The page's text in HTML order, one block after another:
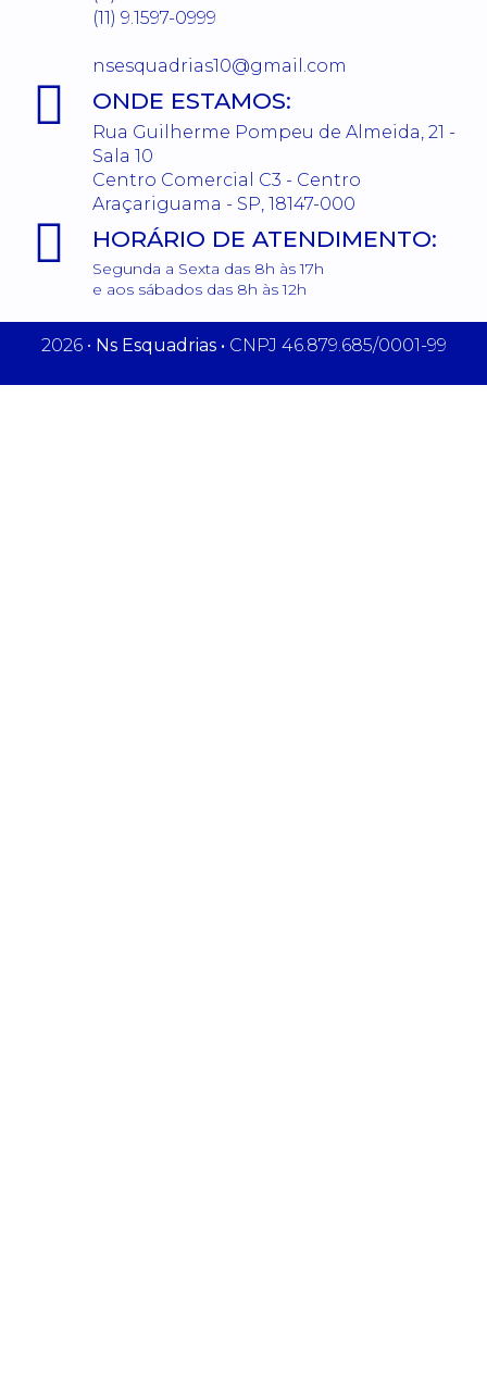
(11) 9.1597-0999
nsesquadrias10@gmail.com
ONDE ESTAMOS:
Rua Guilherme Pompeu de Almeida, 21 -
Sala 10
Centro Comercial C3 - Centro
Araçariguama - SP, 18147-000
HORÁRIO DE ATENDIMENTO:
Segunda a Sexta das 8h às 17h
e aos sábados das 8h às 12h
2026 • Ns Esquadrias •CNPJ 46.879.685/0001-99